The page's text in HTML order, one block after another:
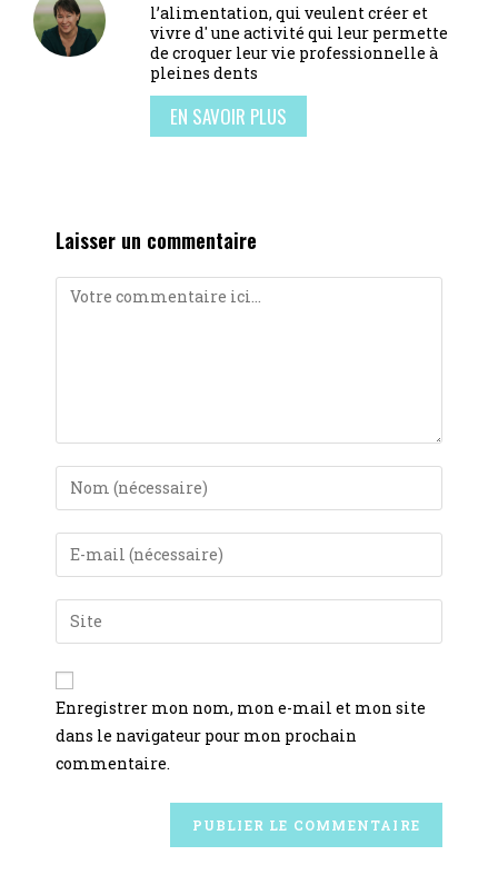
l’alimentation, qui veulent créer et
vivre d' une activité qui leur permette
de croquer leur vie professionnelle à
pleines dents
EN SAVOIR PLUS
Laisser un commentaire
Enregistrer mon nom, mon e-mail et mon site
dans le navigateur pour mon prochain
commentaire.